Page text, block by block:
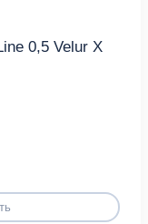
0,5 Velur X